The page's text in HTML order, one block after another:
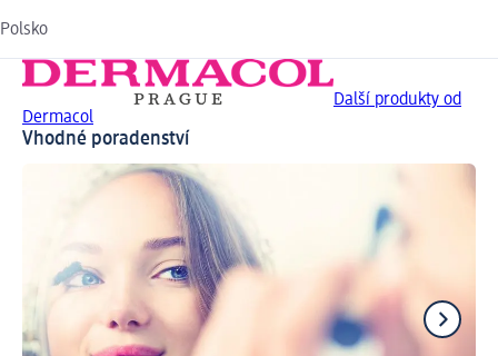
Polsko
Další produkty od
Dermacol
Vhodné poradenství